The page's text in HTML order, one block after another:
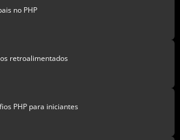
no PHP
retroalimentados
PHP para iniciantes